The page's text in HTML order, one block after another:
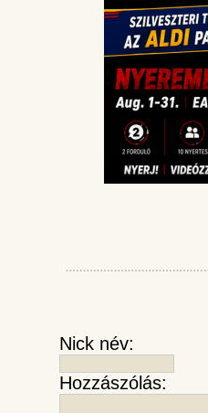
Nick név:
Hozzászólás: